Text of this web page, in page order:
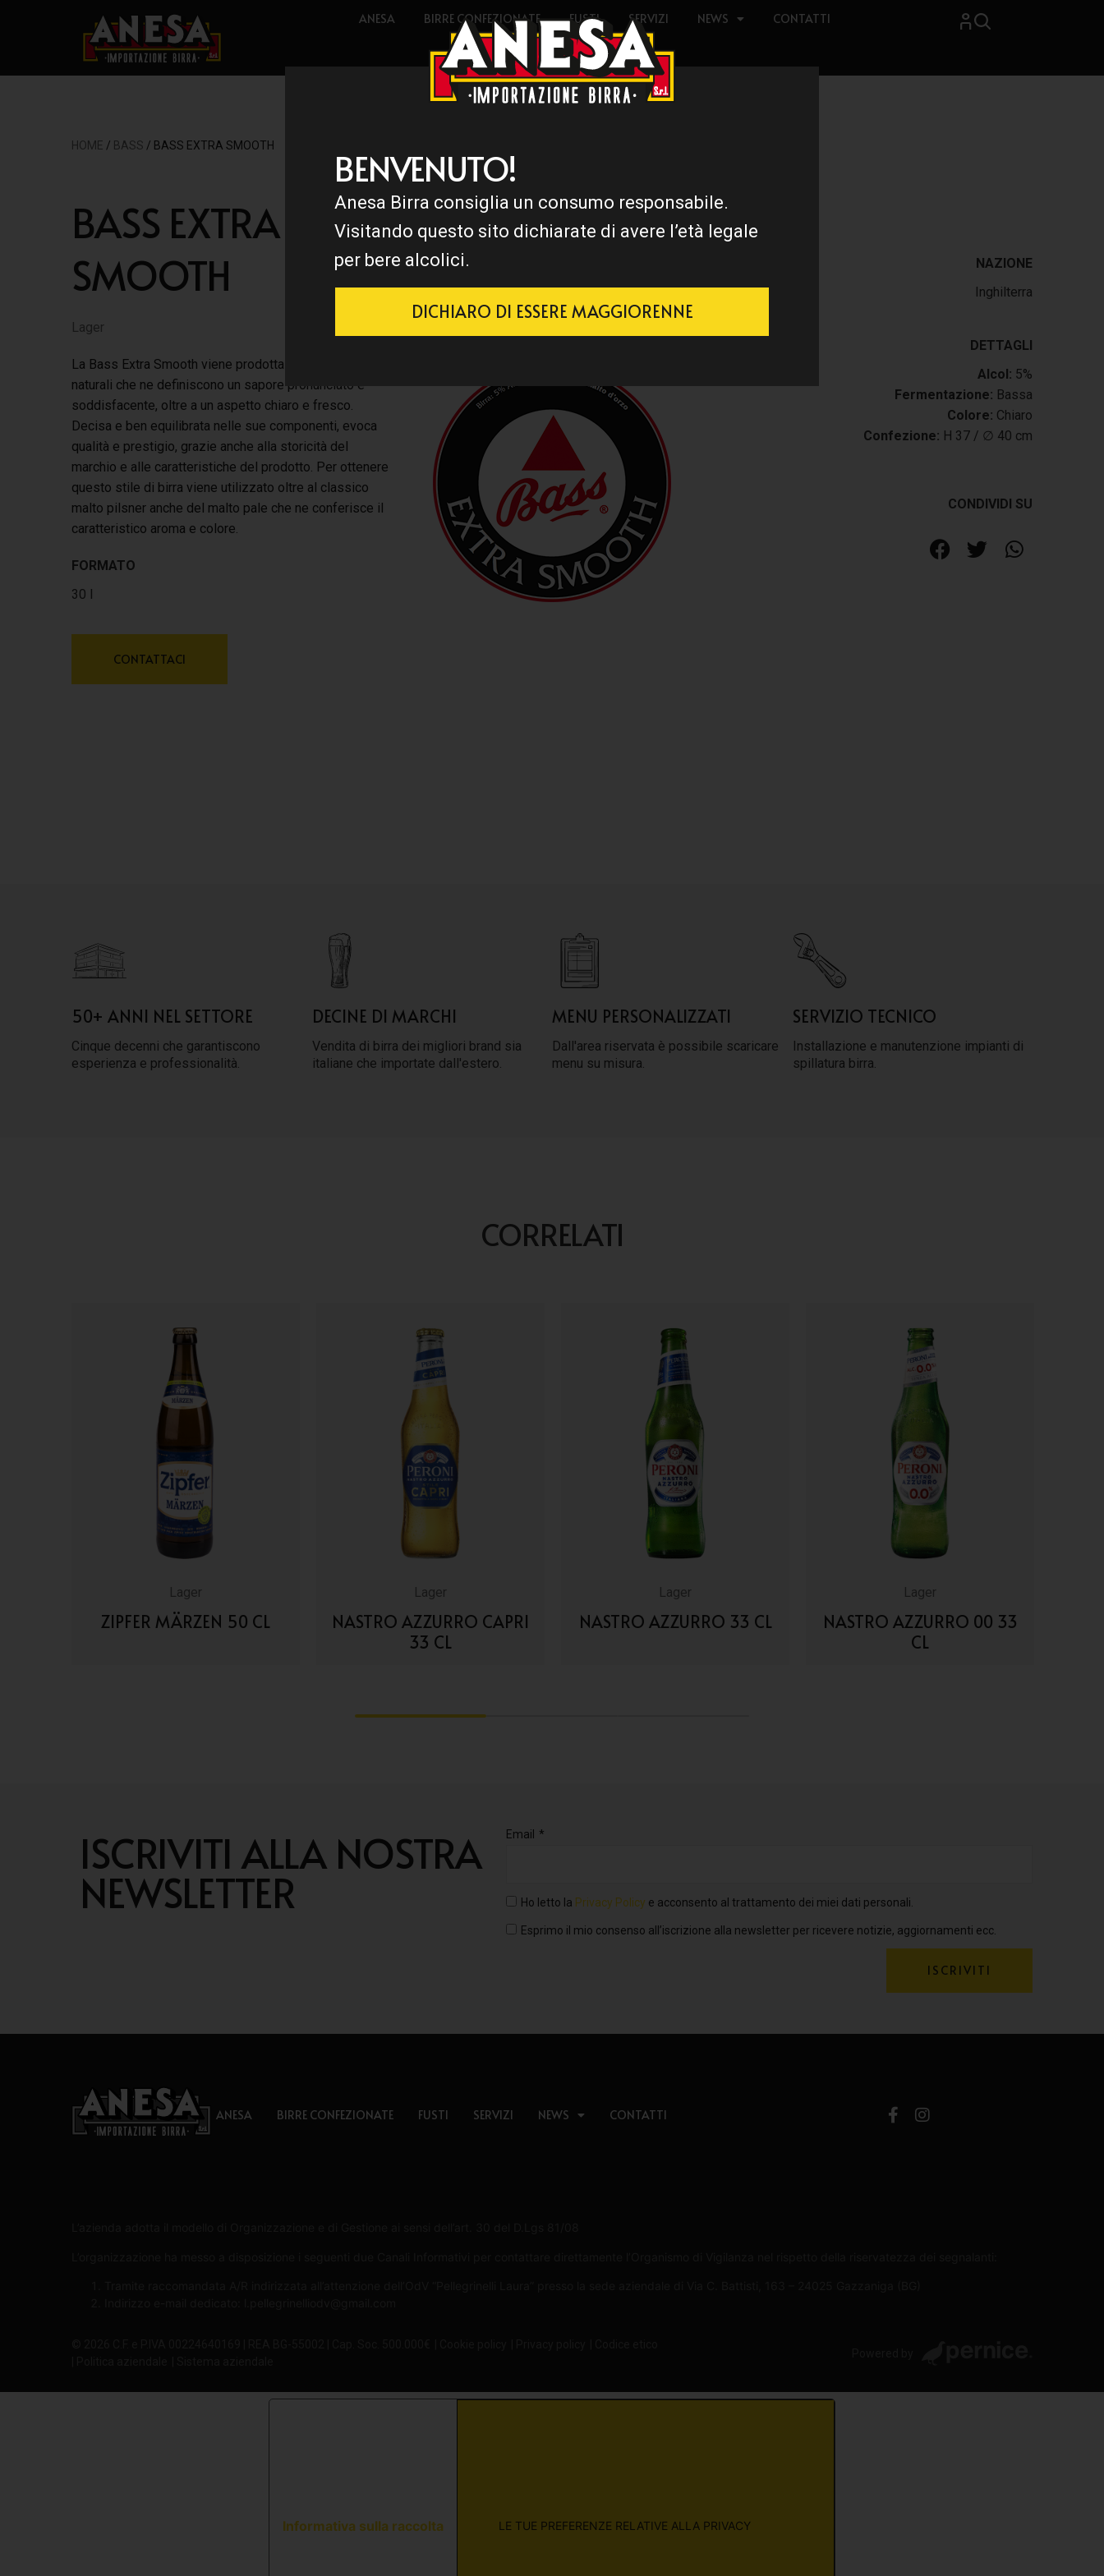
ANESA BIRRE CONFEZIONATE FUSTI SERVIZI NEWS CONTATTI
HOME / BASS / BASS EXTRA SMOOTH
BASS EXTRA
SMOOTH
Lager
La Bass Extra Smooth viene prodotta con ingredienti
naturali che ne definiscono un sapore pronunciato e
soddisfacente, oltre a un aspetto chiaro e fresco.
Decisa e ben equilibrata nelle sue componenti, evoca
qualità e prestigio, grazie anche alla storicità del
marchio e alle caratteristiche del prodotto. Per ottenere
questo stile di birra viene utilizzato oltre al classico
malto pilsner anche del malto pale che ne conferisce il
caratteristico aroma e colore.
FORMATO
30 l
CONTATTACI
NAZIONE
Inghilterra
DETTAGLI
Alcol: 5%
Fermentazione: Bassa
Colore: Chiaro
Confezione: H 37 / ∅ 40 cm
CONDIVIDI SU
50+ ANNI NEL SETTORE
Cinque decenni che garantiscono
esperienza e professionalità.
DECINE DI MARCHI
Vendita di birra dei migliori brand sia
italiane che importate dall'estero.
MENU PERSONALIZZATI
Dall'area riservata è possibile scaricare
menu su misura.
SERVIZIO TECNICO
Installazione e manutenzione impianti di
spillatura birra.
CORRELATI
Lager
ZIPFER MÄRZEN 50 CL
Lager
NASTRO AZZURRO CAPRI
33 CL
Lager
NASTRO AZZURRO 33 CL
Lager
NASTRO AZZURRO 00 33
CL
ISCRIVITI ALLA NOSTRA
NEWSLETTER
Email
Ho letto la Privacy Policy e acconsento al trattamento dei miei dati personali.
Esprimo il mio consenso all’iscrizione alla newsletter per ricevere notizie, aggiornamenti ecc.
ISCRIVITI
ANESA BIRRE CONFEZIONATE FUSTI SERVIZI NEWS CONTATTI
Informativa sulla raccolta LE TUE PREFERENZE RELATIVE ALLA PRIVACY
BENVENUTO!
Anesa Birra consiglia un consumo responsabile.
Visitando questo sito dichiarate di avere l’età legale
per bere alcolici.
DICHIARO DI ESSERE MAGGIORENNE